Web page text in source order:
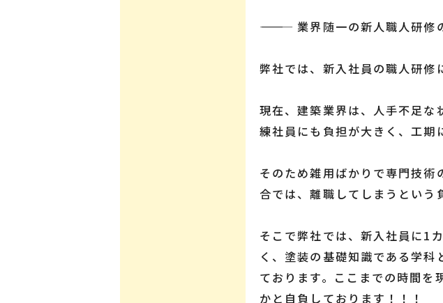
――――― 業界随一の新人職人研修
弊社では、 新入社員の職人研修
現在、建築業界は、人手不足な
練社員にも負担が大きく、工期
そのため雑用ばかりで専門技
合では、離職してしまうという
そこで弊社では、新入社員に1
く、塗装の基礎知識である学
ております。ここまでの時間を
かと自負しております！！！